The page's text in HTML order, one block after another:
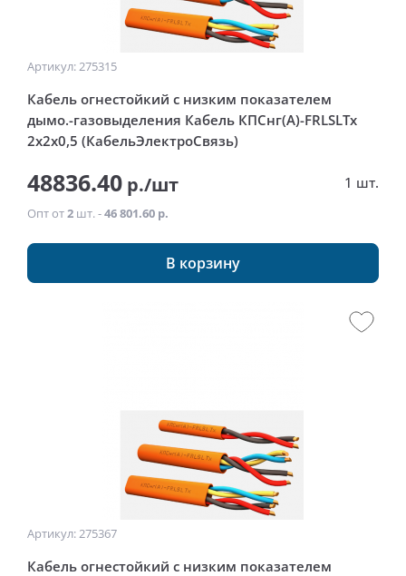
Артикул: 275315
Кабель огнестойкий с низким показателем
дымо.-газовыделения Кабель КПСнг(А)-FRLSLTx
2x2x0,5 (КабельЭлектроСвязь)
48836.40 р./шт 1 шт.
Опт от2 шт. -46 801.60 р.
В корзину
Артикул: 275367
Кабель огнестойкий с низким показателем